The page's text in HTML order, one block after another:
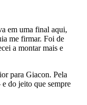
em uma final aqui,
me firmar. Foi de
a montar mais e
para Giacon. Pela
do jeito que sempre